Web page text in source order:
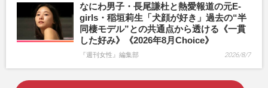
なにわ男子・長尾謙杜と熱愛報道の元E-
girls・稲垣莉生「犬顔が好き」過去の“半
同棲モデル”との共通点から透ける《一貫
した好み》《2026年8月Choice》
『週刊女性』編集部 2026/8/7